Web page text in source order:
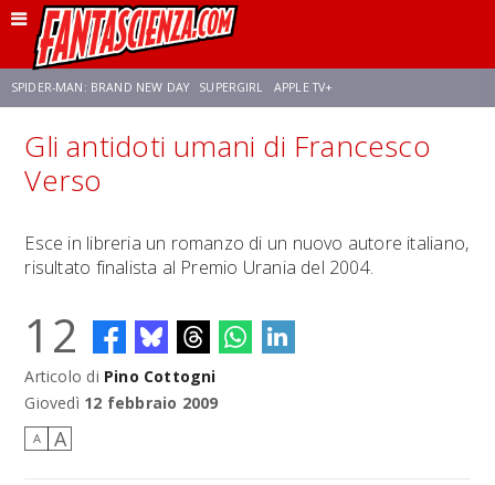
SPIDER-MAN: BRAND NEW DAY SUPERGIRL APPLE TV+
FRANCO RICCIARDIELLO ZENDAYA AVENGERS: DOOMSDAY STAR TREK
Gli antidoti umani di Francesco
Verso
Esce in libreria un romanzo di un nuovo autore italiano,
risultato finalista al Premio Urania del 2004.
12
Articolo di Pino Cottogni
Giovedì 12 febbraio 2009
A A